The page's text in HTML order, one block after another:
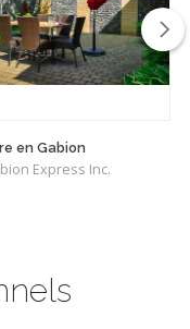
en Gabion
Express Inc.